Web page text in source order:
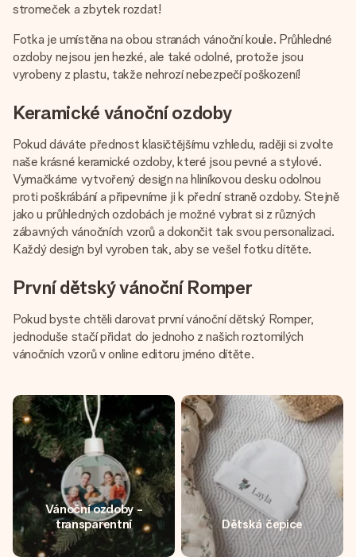
stromeček a zbytek rozdat!
Fotka je umístěna na obou stranách vánoční koule. Průhledné
ozdoby nejsou jen hezké, ale také odolné, protože jsou
vyrobeny z plastu, takže nehrozí nebezpečí poškození!
Keramické vánoční ozdoby
Pokud dáváte přednost klasičtějšímu vzhledu, raději si zvolte
naše krásné keramické ozdoby, které jsou pevné a stylové.
Vymačkáme vytvořený design na hliníkovou desku odolnou
proti poškrábání a připevníme ji k přední straně ozdoby. Stejně
jako u průhledných ozdobách je možné vybrat si z různých
zábavných vánočních vzorů a dokončit tak svou personalizaci.
Každý design byl vyroben tak, aby se vešel fotku dítěte.
První dětský vánoční Romper
Pokud byste chtěli darovat první vánoční dětský Romper,
jednoduše stačí přidat do jednoho z našich roztomilých
vánočních vzorů v online editoru jméno dítěte.
Vánoční ozdoby -
transparentní
Dětská čepice